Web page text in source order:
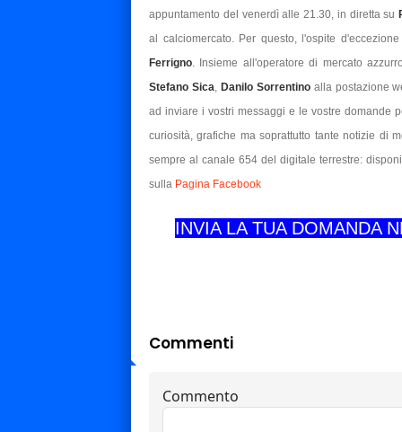
appuntamento del venerdì alle 21.30, in diretta su
al calciomercato. Per questo, l'ospite
Ferrigno . Insieme all'operatore di mercato
Stefano Sica Danilo Sorrentinoalla postazione
ad inviare i vostri messaggi e le vostre domande
curiosità, grafiche ma soprattutto tante notizie di
sempre al canale 654 del digitale terrestre:
sulla Pagina Facebook
INVIA LA TUA DOMANDA
Commenti